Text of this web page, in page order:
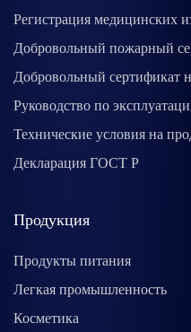
Регистрация медицинских
Добровольный пожарный
Добровольный сертификат
Руководство по
Технические условия на
Декларация ГОСТ Р
Продукция
Продукты питания
Легкая промышленность
Косметика